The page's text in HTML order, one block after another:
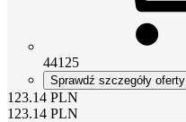
44125
Sprawdź szczegóły oferty
123.14 PLN
123.14 PLN